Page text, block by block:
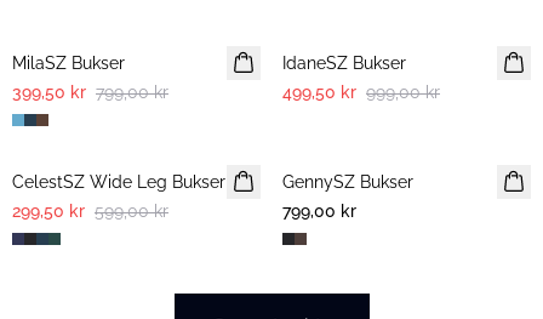
MilaSZ Bukser
399,50 kr 799,00 kr
IdaneSZ Bukser
499,50 kr 999,00 kr
-50%
CelestSZ Wide Leg Bukser
299,50 kr 599,00 kr
GennySZ Bukser
799,00 kr